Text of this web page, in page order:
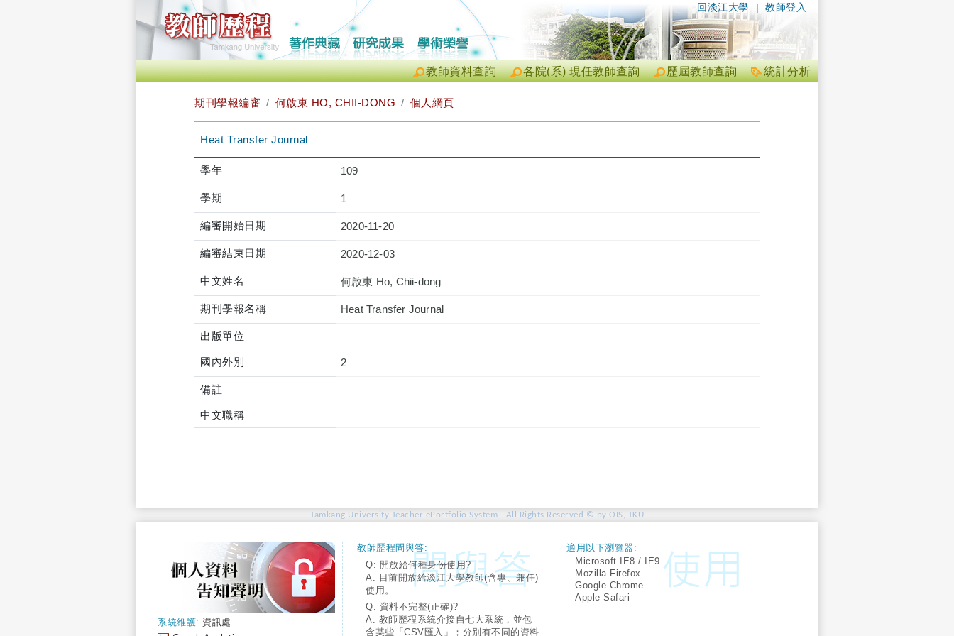
| 教師登入
回淡江大學
統計分析
歷屆教師查詢
各院(系) 現任教師查詢
教師資料查詢
期刊學報編審 何啟東 HO, CHII-DONG 個人網頁
Heat Transfer Journal
學年 109
學期 1
編審開始日期 2020-11-20
編審結束日期 2020-12-03
中文姓名 何啟東 Ho, Chii-dong
期刊學報名稱 Heat Transfer Journal
出版單位
國內外別 2
備註
中文職稱
Tamkang University Teacher ePortfolio System - All Rights Reserved © by OIS, TKU
系統維護: 資訊處
教師歷程問與答:
Q: 開放給何種身份使用?
A: 目前開放給淡江大學教師(含專、兼任)
使用。
Q: 資料不完整(正確)?
A: 教師歷程系統介接自七大系統，並包
含某些「CSV匯入」；分別有不同的資料
適用以下瀏覽器:
Microsoft IE8 / IE9
Mozilla Firefox
Google Chrome
Apple Safari